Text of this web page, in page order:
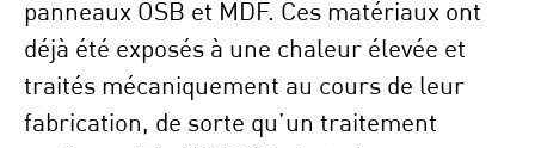
panneaux OSB et MDF. Ces matériaux ont
déjà été exposés à une chaleur élevée et
traités mécaniquement au cours de leur
fabrication, de sorte qu’un traitement